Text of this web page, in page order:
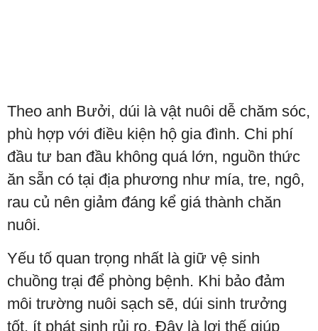
Theo anh Bưởi, dúi là vật nuôi dễ chăm sóc,
phù hợp với điều kiện hộ gia đình. Chi phí
đầu tư ban đầu không quá lớn, nguồn thức
ăn sẵn có tại địa phương như mía, tre, ngô,
rau củ nên giảm đáng kể giá thành chăn
nuôi.
Yếu tố quan trọng nhất là giữ vệ sinh
chuồng trại để phòng bệnh. Khi bảo đảm
môi trường nuôi sạch sẽ, dúi sinh trưởng
tốt, ít phát sinh rủi ro. Đây là lợi thế giúp